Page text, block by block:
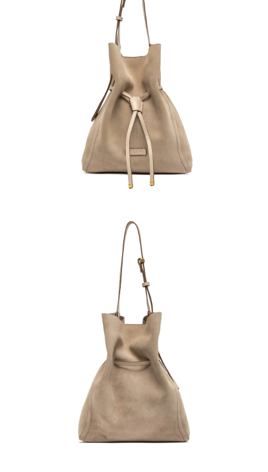
結帳頁面，進行簡訊認證並確認金額後，即可完成結帳。
２．訂單成立數日內，您將收到繳費通知簡訊。
３．收到繳費通知簡訊後14天內，點擊此簡訊中的連結，可透過四大超商／
ATM／網路銀行／等多元方式進行付款，方視為交易完成。
※ 請注意：結帳手續完成當下不需立刻繳費，但若您需要取消訂單，請聯絡
購買商品的店家。未經商家同意取消之訂單仍視為有效，需透過AFTEE先享
※ 交易是否成功請以「AFTEE先享後付 」之結帳頁面顯示為準，若有關於
是否繳費成功／繳費後需取消欲退款等相關疑問，請聯繫「AFTEE先享後付
https://netprotections.freshdesk.com/support/home
１．透過由恩沛科技股份有限公司提供之「AFTEE先享後付」服務完成之交
易，需依本服務之必要範圍內提供個人資料，並將交易相關給付款項請求債
權轉讓予恩沛科技股份有限公司。
２．關於個人資料處理事宜，請瀏覽以下網址：
３．未成年的使用者請事先徵得法定代理人或監護人之同意方可使用
４．使用「AFTEE先享後付」時，將依據個別帳號之用戶狀況，依本公司即
時審查核予不同之上限額度；若仍有額度不足之情形，本公司將視審查結果
５．嚴禁一人註冊多個帳號或使用他人資訊註冊。若發現惡意使用之情形，
恩沛科技股份有限公司將有權停止該用戶之使用額度並採取法律行動。